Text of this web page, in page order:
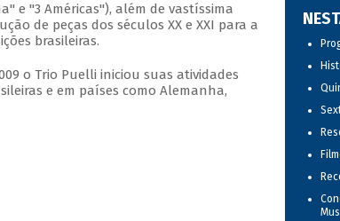
e "3 Américas"), além de vastíssima
de peças dos séculos XX e XXI para a
brasileiras.
o Trio Puelli iniciou suas atividades
e em países como Alemanha,